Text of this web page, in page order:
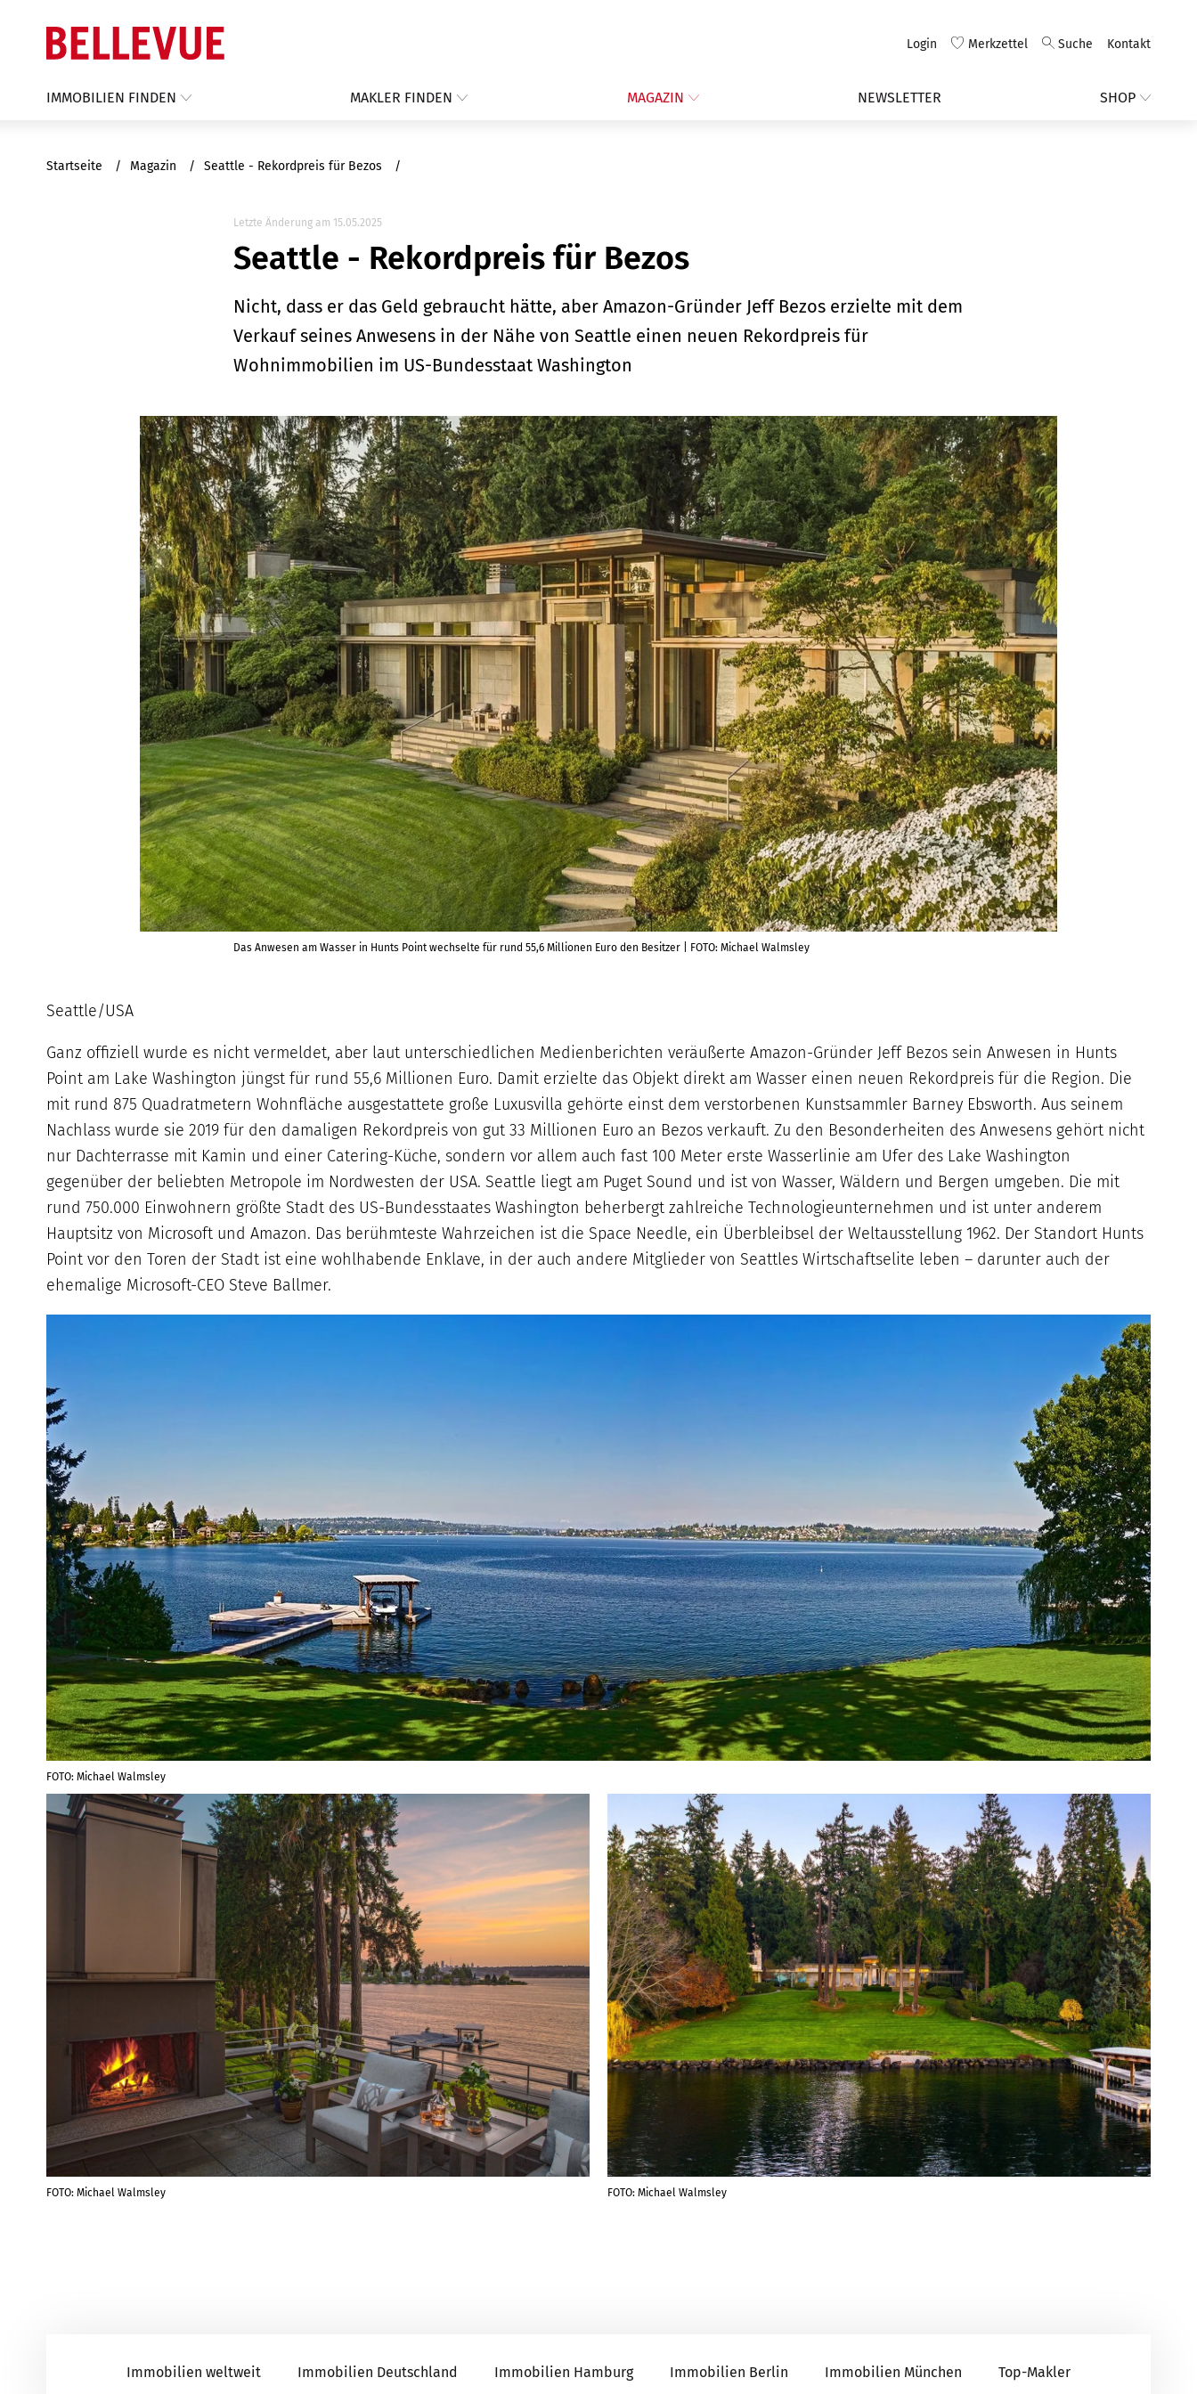
Login Merkzettel Suche Kontakt
IMMOBILIEN FINDEN MAKLER FINDEN MAGAZIN NEWSLETTER SHOP
Startseite Magazin Seattle - Rekordpreis für Bezos
Letzte Änderung am 15.05.2025
Seattle - Rekordpreis für Bezos
Nicht, dass er das Geld gebraucht hätte, aber Amazon-Gründer Jeff Bezos erzielte mit dem
Verkauf seines Anwesens in der Nähe von Seattle einen neuen Rekordpreis für
Wohnimmobilien im US-Bundesstaat Washington
Das Anwesen am Wasser in Hunts Point wechselte für rund 55,6 Millionen Euro den Besitzer | FOTO: Michael Walmsley
Seattle/USA
Ganz offiziell wurde es nicht vermeldet, aber laut unterschiedlichen Medienberichten veräußerte Amazon-Gründer Jeff Bezos sein Anwesen in Hunts
Point am Lake Washington jüngst für rund 55,6 Millionen Euro. Damit erzielte das Objekt direkt am Wasser einen neuen Rekordpreis für die Region. Die
mit rund 875 Quadratmetern Wohnfläche ausgestattete große Luxusvilla gehörte einst dem verstorbenen Kunstsammler Barney Ebsworth. Aus seinem
Nachlass wurde sie 2019 für den damaligen Rekordpreis von gut 33 Millionen Euro an Bezos verkauft. Zu den Besonderheiten des Anwesens gehört nicht
nur Dachterrasse mit Kamin und einer Catering-Küche, sondern vor allem auch fast 100 Meter erste Wasserlinie am Ufer des Lake Washington
gegenüber der beliebten Metropole im Nordwesten der USA. Seattle liegt am Puget Sound und ist von Wasser, Wäldern und Bergen umgeben. Die mit
rund 750.000 Einwohnern größte Stadt des US-Bundesstaates Washington beherbergt zahlreiche Technologieunternehmen und ist unter anderem
Hauptsitz von Microsoft und Amazon. Das berühmteste Wahrzeichen ist die Space Needle, ein Überbleibsel der Weltausstellung 1962. Der Standort Hunts
Point vor den Toren der Stadt ist eine wohlhabende Enklave, in der auch andere Mitglieder von Seattles Wirtschaftselite leben – darunter auch der
ehemalige Microsoft-CEO Steve Ballmer.
FOTO: Michael Walmsley
FOTO: Michael Walmsley FOTO: Michael Walmsley
Immobilien weltweit Immobilien Deutschland Immobilien Hamburg Immobilien Berlin Immobilien München Top-Makler